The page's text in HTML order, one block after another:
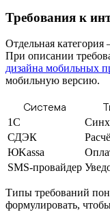
Требования к
Отдельная
При описании
дизайна мобильных
мобильную версию.
Система
1С
СДЭК
ЮKassa
SMS-провайдер
Типы требований
формулировать,